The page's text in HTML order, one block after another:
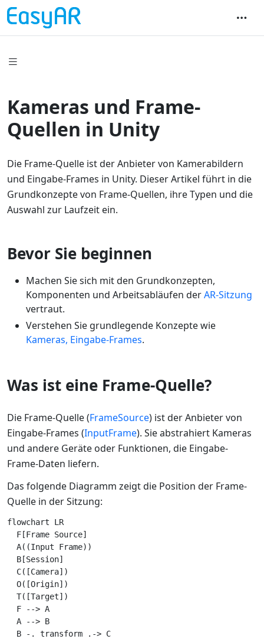
Kameras und Frame-
Quellen in Unity
Die Frame-Quelle ist der Anbieter von Kamerabildern
und Eingabe-Frames in Unity. Dieser Artikel führt in die
Grundkonzepte von Frame-Quellen, ihre Typen und die
Auswahl zur Laufzeit ein.
Bevor Sie beginnen
Machen Sie sich mit den Grundkonzepten,
Komponenten und Arbeitsabläufen derAR-Sitzung
vertraut.
Verstehen Sie grundlegende Konzepte wie
Kameras, Eingabe-Frames.
Was ist eine Frame-Quelle?
Die Frame-Quelle (FrameSource) ist der Anbieter von
Eingabe-Frames (InputFrame). Sie abstrahiert Kameras
und andere Geräte oder Funktionen, die Eingabe-
Frame-Daten liefern.
Das folgende Diagramm zeigt die Position der Frame-
Quelle in der Sitzung:
flowchart LR
  F[Frame Source]
  A((Input Frame))
  B[Session]
  C([Camera])
  O([Origin])
  T([Target])
  F --> A
  A --> B
  B -. transform .-> C